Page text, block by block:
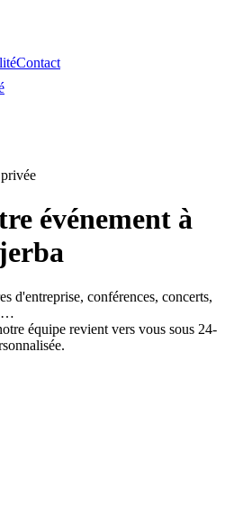
Contact
événement à
d'entreprise, conférences, concerts,
équipe revient vers vous sous 24-